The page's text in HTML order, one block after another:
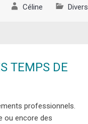
Céline Divers
TEMPS DE
professionnels.
ou encore des